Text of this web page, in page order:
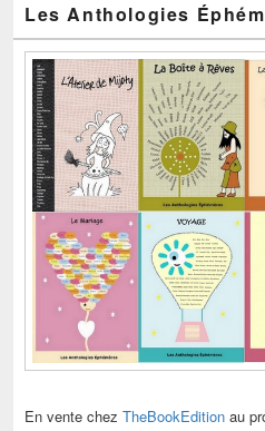
Les Anthologies
En vente chez TheBookEdition au